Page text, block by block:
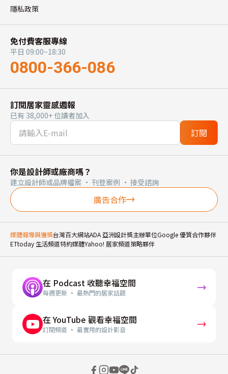
隱私政策
免付費客服專線
平日 09:00~18:30
0800-366-086
訂閱居家靈感週報
已有 38,000+ 位讀者加入
訂閱
你是設計師或廠商嗎？
建立設計師或品牌檔案 · 刊登案例 · 接受諮詢
廣告合作
媒體報導與獲獎台灣百大網站ADA 亞洲設計獎主辦單位Google 優質合作夥伴
ETtoday 生活頻道特約媒體Yahoo! 居家頻道策略夥伴
在 Podcast 收聽幸福空間
每週更新 · 最熱門的居家話題
在 YouTube 觀看幸福空間
訂閱頻道 · 最實用的設計影音